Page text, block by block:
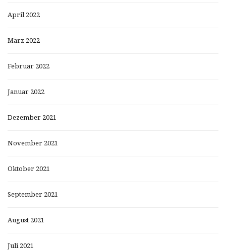
April 2022
März 2022
Februar 2022
Januar 2022
Dezember 2021
November 2021
Oktober 2021
September 2021
August 2021
Juli 2021